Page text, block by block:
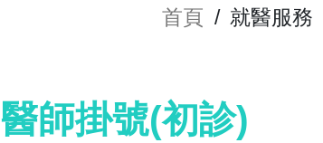
首頁 / 就醫服務
師掛號(初診)